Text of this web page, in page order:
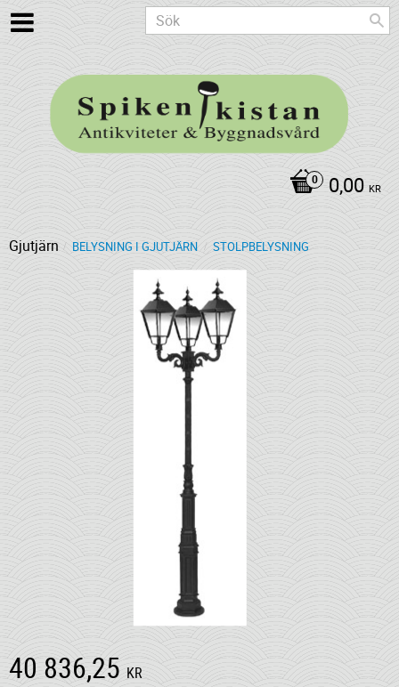
0,00 KR
Gjutjärn BELYSNING I GJUTJÄRN STOLPBELYSNING
40 836,25 KR